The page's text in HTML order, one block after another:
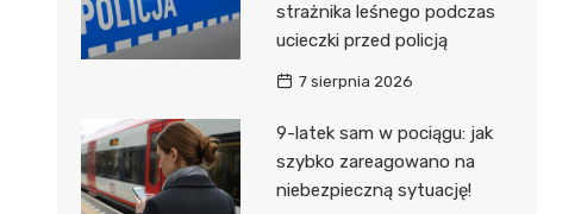
strażnika leśnego podczas
ucieczki przed policją
7 sierpnia 2026
9-latek sam w pociągu: jak
szybko zareagowano na
niebezpieczną sytuację!